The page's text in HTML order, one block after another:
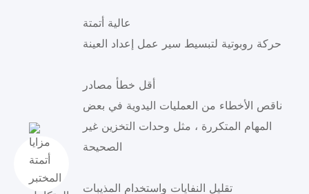
عالية أتمتة
حركة روبوتية لتبسيط سير عمل إعداد العينة
أقل خطأ مصادر
ناقص الأخطاء من العمليات اليدوية في بعض
المهام المتكررة ، مثل وحدات التخزين غير
الصحيحة
تقليل النفايات واستخدام المذيبات